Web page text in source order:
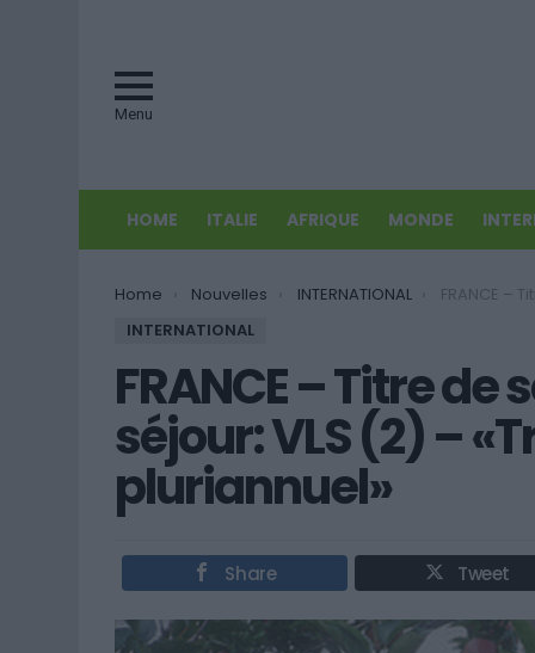
Menu
HOME ITALIE AFRIQUE MONDE
You are here:
Home Nouvelles INTERNATIONAL
FRANCE – Titre de séjour
INTERNATIONAL
FRANCE – Titre
séjour: VLS (2) –
pluriannuel»
Share Tweet